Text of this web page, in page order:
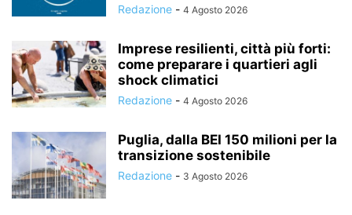
Redazione - 4 Agosto 2026
Imprese resilienti, città più forti:
come preparare i quartieri agli
shock climatici
Redazione - 4 Agosto 2026
Puglia, dalla BEI 150 milioni per la
transizione sostenibile
Redazione - 3 Agosto 2026